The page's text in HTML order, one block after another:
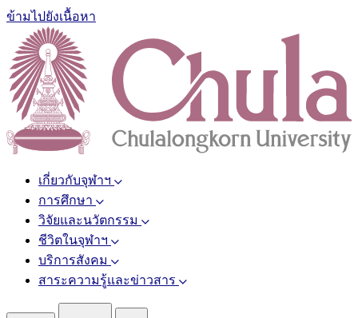
ข้ามไปยังเนื้อหา
เกี่ยวกับจุฬาฯ
การศึกษา
วิจัยและนวัตกรรม
ชีวิตในจุฬาฯ
บริการสังคม
สาระความรู้และข่าวสาร